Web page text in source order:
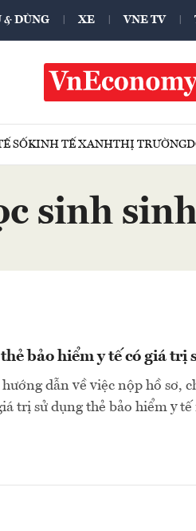
& DÙNG XE VNE TV
SỐKINH TẾ XANHTHỊ TRƯỜNG
sinh
bảo hiểm y tế có giá
dẫn về việc nộp hồ sơ,
trị sử dụng thẻ bảo hiểm y